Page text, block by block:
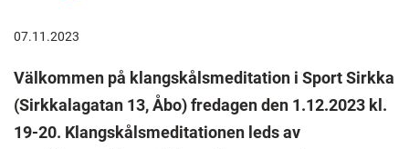
07.11.2023
Välkommen på klangskålsmeditation i Sport Sirkka
(Sirkkalagatan 13, Åbo)fredagen den 1.12.2023 kl.
19-20. Klangskålsmeditationen leds av